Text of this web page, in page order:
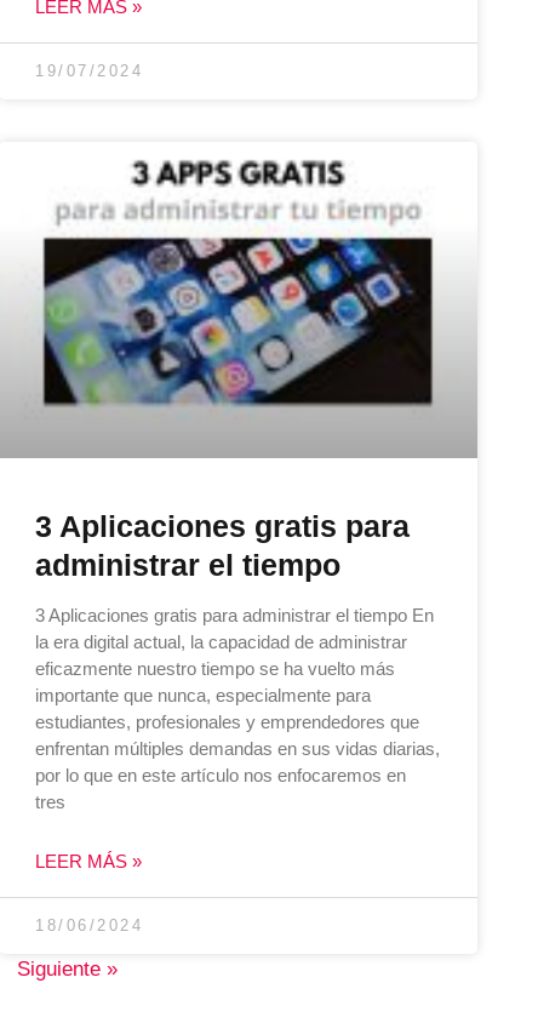
LEER MÁS »
19/07/2024
3 Aplicaciones gratis para
administrar el tiempo
3 Aplicaciones gratis para administrar el tiempo En
la era digital actual, la capacidad de administrar
eficazmente nuestro tiempo se ha vuelto más
importante que nunca, especialmente para
estudiantes, profesionales y emprendedores que
enfrentan múltiples demandas en sus vidas diarias,
por lo que en este artículo nos enfocaremos en
tres
LEER MÁS »
18/06/2024
Siguiente »